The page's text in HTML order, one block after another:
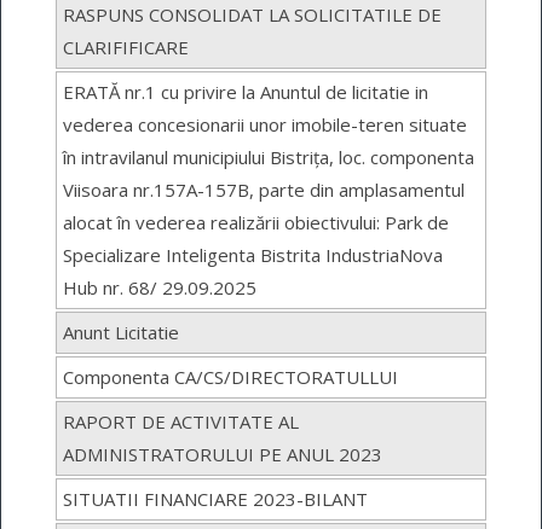
RASPUNS CONSOLIDAT LA SOLICITATILE DE
CLARIFIFICARE
ERATĂ nr.1 cu privire la Anuntul de licitatie in
vederea concesionarii unor imobile-teren situate
în intravilanul municipiului Bistrița, loc. componenta
Viisoara nr.157A-157B, parte din amplasamentul
alocat în vederea realizării obiectivului: Park de
Specializare Inteligenta Bistrita IndustriaNova
Hub nr. 68/ 29.09.2025
Anunt Licitatie
Componenta CA/CS/DIRECTORATULLUI
RAPORT DE ACTIVITATE AL
ADMINISTRATORULUI PE ANUL 2023
SITUATII FINANCIARE 2023-BILANT